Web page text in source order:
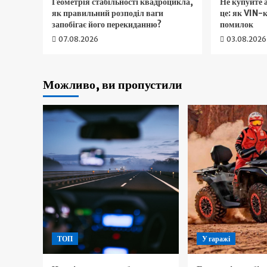
як правильний розподіл ваги
запобігає його перекиданню?
07.08.2026
це: як VIN-
помилок
03.08.2026
Можливо, ви пропустили
ТОП У гаражі